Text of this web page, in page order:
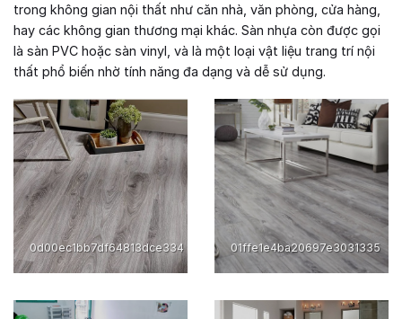
trong không gian nội thất như căn nhà, văn phòng, cửa hàng,
hay các không gian thương mại khác. Sàn nhựa còn được gọi
là sàn PVC hoặc sàn vinyl, và là một loại vật liệu trang trí nội
thất phổ biến nhờ tính năng đa dạng và dễ sử dụng.
0d00ec1bb7df64813dce334 01ffe1e4ba20697e3031335